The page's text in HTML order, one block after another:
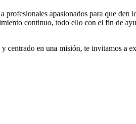
apasionados para que den
continuo, todo ello con el fin de
centrado en una misión, te invitamos a